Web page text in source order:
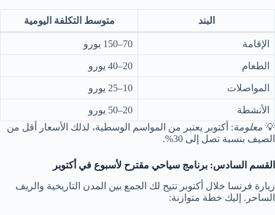
البند متوسط التكلفة اليومية
الإقامة 70–150 يورو
الطعام 20–40 يورو
المواصلات 10–25 يورو
الأنشطة
20–50 يورو
💡 معلومة: أكتوبر يعتبر من المواسم الوسطية، لذلك الأسعار أقل من
الصيف بنسبة تصل إلى 30%.
القسم السادس: برنامج سياحي مقترح لأسبوع في أكتوبر
زيارة فرنسا خلال أكتوبر تتيح لك الجمع بين المدن التاريخية والريف
الساحر. إليك خطة متوازنة: